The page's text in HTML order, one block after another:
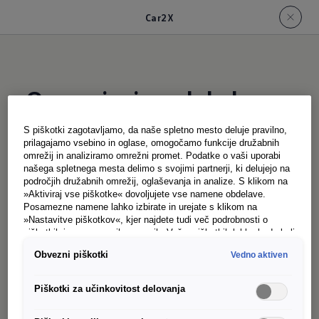
Car2X
Opozarjanje na lokalne
nevarnostis tehnologijo
Car2X
Vozila, ki v cestnem prometu komunicirajo med
opozorijo na nevarnost. Tehnologija Car2X
večkratno poveča radij senzorjev vozila, saj v
izračun trenutne splošne situacije vključi tudi
S piškotki zagotavljamo, da naše spletno mesto deluje pravilno,
prilagajamo vsebino in oglase, omogočamo funkcije družabnih
omrežij in analiziramo omrežni promet. Podatke o vaši uporabi
našega spletnega mesta delimo s svojimi partnerji, ki delujejo na
področjih družabnih omrežij, oglaševanja in analize. S klikom na
»Aktiviraj vse piškotke« dovoljujete vse namene obdelave.
Posamezne namene lahko izbirate in urejate s klikom na
»Nastavitve piškotkov«, kjer najdete tudi več podrobnosti o
piškotkih in posameznih namenih. Več o piškotkih lahko kadarkoli
privolitve.
Obvezni piškotki Vedno aktiven
Piškotki za učinkovitost delovanja